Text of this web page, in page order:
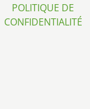
POLITIQUE DE
CONFIDENTIALITÉ